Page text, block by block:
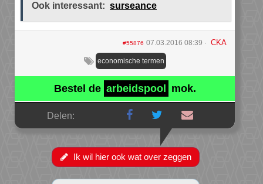
Ook interessant: surseance
#55876 07.03.2016 08:39 CKA
economische termen
Bestel de arbeidspool mok.
Delen:
Ik wil hier ook wat over zeggen